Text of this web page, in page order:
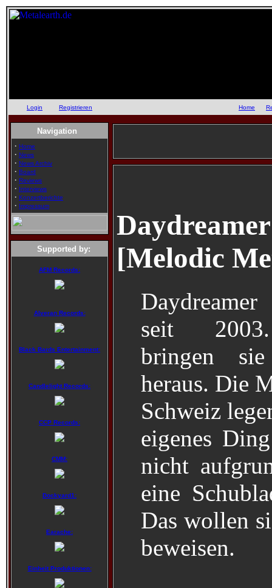
Login Registrieren Home
Navigation
· Home
· News
· News Archiv
· Board
· Reviews
· Interviews
· Konzertberichte
· Impressum
Supported by:
AFM Records:
Alveran Records:
Black Bards Entertainment:
Candlelight Records:
CCP Records:
CMM:
Dockyard1:
Earache:
Einheit Produktionen:
[Melodic
seit
bringen
heraus. Die
Schweiz
eigenes
nicht
eine
Das wollen
beweisen.